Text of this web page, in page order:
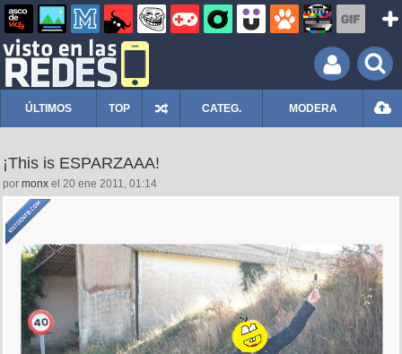
ÚLTIMOS TOP CATEG. MODERA
¡This is ESPARZAAA!
por monx el 20 ene 2011, 01:14